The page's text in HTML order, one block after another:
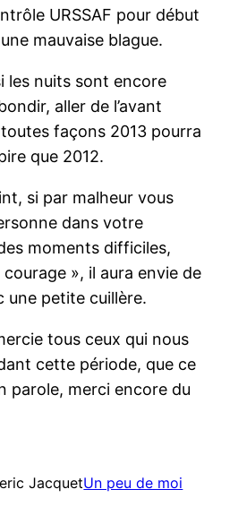
URSSAF pour début
mauvaise blague.
les nuits sont encore
aller de l’avant
façons 2013 pourra
que 2012.
si par malheur vous
dans votre
moments difficiles,
», il aura envie de
une petite cuillère.
tous ceux qui nous
cette période, que ce
parole, merci encore du
JacquetUn peu de moi